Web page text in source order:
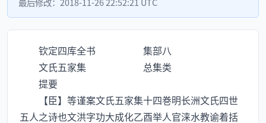
钦定四库全书 集部八
文氏五家集 总集类
提要
【臣】等谨案文氏五家集十四巻明长洲文氏四世
五人之诗也文洪字功大成化乙酉举人官涞水教谕着括